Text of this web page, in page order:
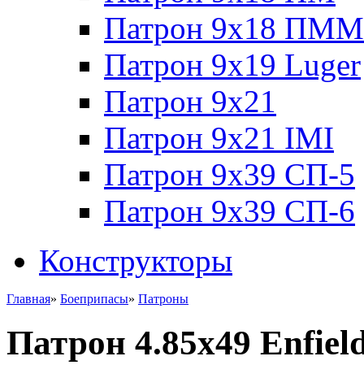
Патрон 9x18 ПММ
Патрон 9x19 Luger
Патрон 9x21
Патрон 9x21 IMI
Патрон 9x39 СП-5
Патрон 9x39 СП-6
Конструкторы
Главная» Боеприпасы» Патроны
Патрон 4.85x49